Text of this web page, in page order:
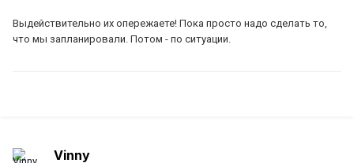
Выдействительно их опережаете! Пока просто надо сделать то,
что мы запланировали. Потом - по ситуации.
Vinny